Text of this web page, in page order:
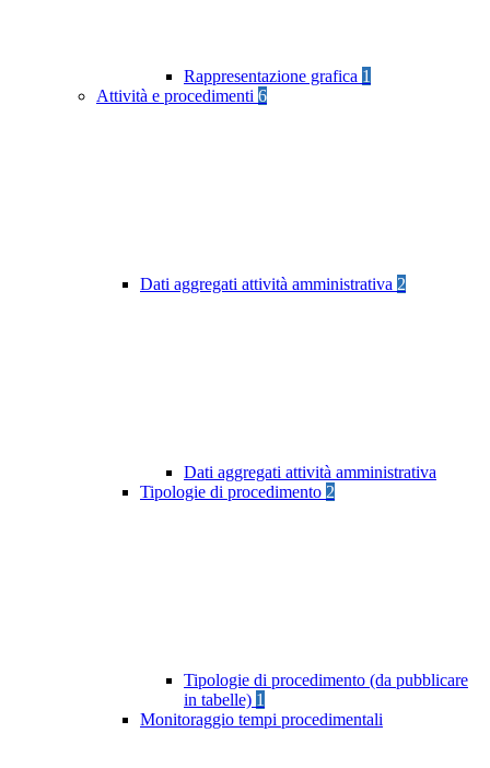
Rappresentazione grafica 1
Attività e procedimenti 6
Dati aggregati attività amministrativa 2
Dati aggregati attività amministrativa
Tipologie di procedimento 2
Tipologie di procedimento (da pubblicare
in tabelle) 1
Monitoraggio tempi procedimentali